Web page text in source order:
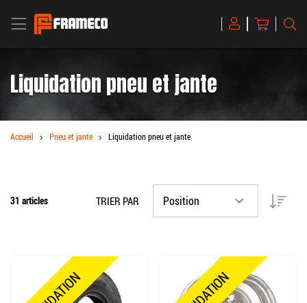
Mon panier
BASCULER LA NAVIGATION
Liquidation pneu et jante
Accueil Pneu et jante Liquidation pneu et jante
31 articles TRIER PAR Par